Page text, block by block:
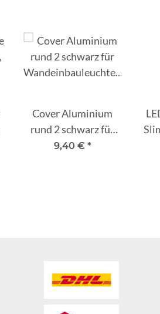
Cover Aluminium
rund 2 schwarz für
Wandeinbauleuchte
9,40 € *